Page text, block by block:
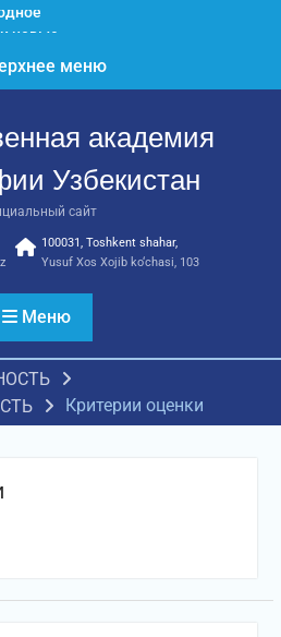
молодых
молодых
меню
академия
Узбекистан
сайт
100031, Toshkent shahar,
Yusuf Xos Xojib ko‘chasi, 103
Меню
Критерии оценки